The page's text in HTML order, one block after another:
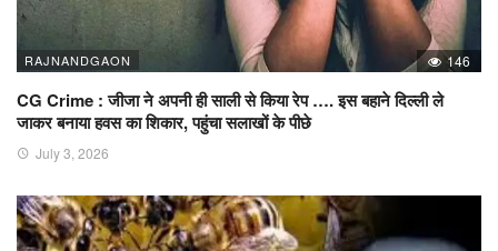
RAJNANDGAON 146
CG Crime : जीजा ने अपनी ही साली से किया रेप …. इस बहाने दिल्ली ले
जाकर बनाया हवस का शिकार, पहुंचा सलाखों के पीछे
July 3, 2026